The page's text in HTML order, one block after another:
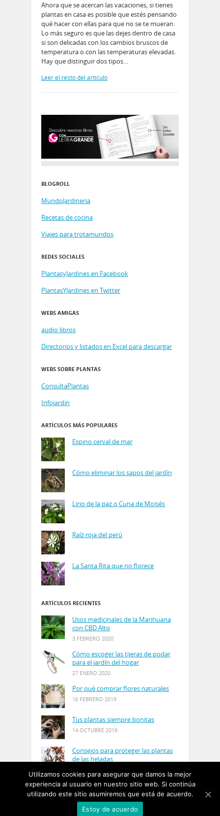
Ahora que se acercan las vacaciones, si tienes
plantas en casa es posible que estés pensando
qué hacer con ellas para que no se te mueran.
Lo más seguro es que las dejes dentro de casa
si son delicadas con los cambios bruscos de
temperatura o con las temperaturas elevadas.
Hay que distinguir dos tipos…
Leer el resto del artículo
BLOGROLL
MundoJardineria
Recetas de cocina
Viajes para trotamundos
REDES SOCIALES
PlantasyJardines en Facebook
PlantasYJardines en Twitter
WEBS AMIGAS
audio libros
Directorios y listados en Excel para descargar
WEBS SOBRE PLANTAS
ConsultaPlantas
Infojardin
ARTÍCULOS MÁS POPULARES
Espino cerval de mar
Cómo eliminar los sapos del jardín
Lirio de la paz o Cuna de Moisés
Raíz roja del perú
La Santa Rita que no florece
ARTÍCULOS RECIENTES
Usos medicinales de la Marihuana
con CBD Alto
3 FEBRERO 2020
Cómo escoger las tijeras de podar
para el jardín del hogar
27 ENERO 2020
Por qué comprar flores naturales
18 FEBRERO 2019
Tus plantas siempre bonitas
14 OCTUBRE 2018
Consejos para proteger las plantas
de las heladas
© Copyright 2019PlantasyJardines· Designed by
Utilizamos cookies para asegurar que damos la mejor
experiencia al usuario en nuestro sitio web. Si continúa
utilizando este sitio asumiremos que está de acuerdo.
Estoy de acuerdo